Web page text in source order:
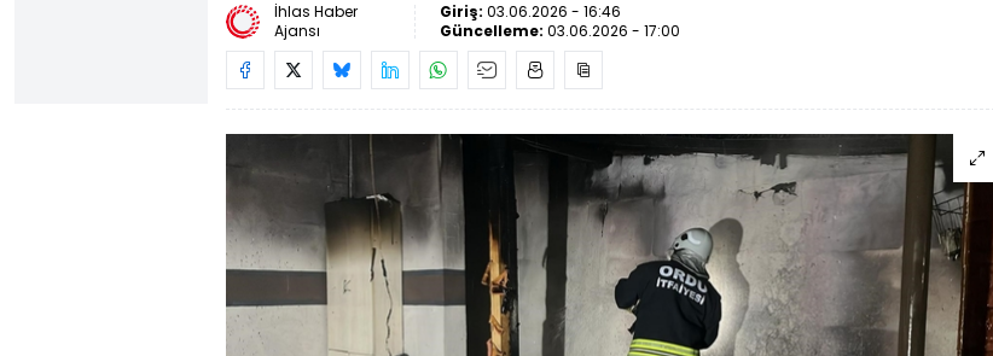
İhlas Haber
Ajansı
Giriş: 03.06.2026 - 16:46
Güncelleme: 03.06.2026 - 17:00